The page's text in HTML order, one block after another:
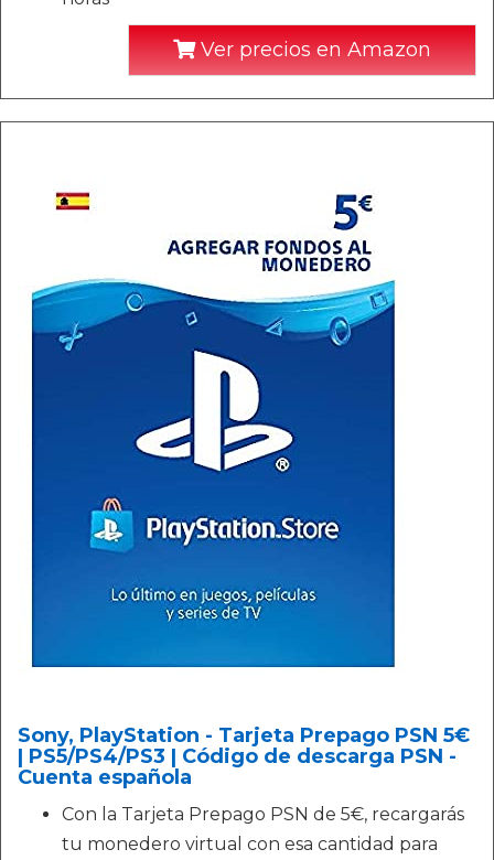
Ver precios en Amazon
Sony, PlayStation - Tarjeta Prepago PSN 5€
| PS5/PS4/PS3 | Código de descarga PSN -
Cuenta española
Con la Tarjeta Prepago PSN de 5€, recargarás
tu monedero virtual con esa cantidad para